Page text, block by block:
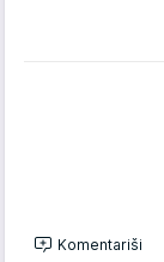
Komentariši